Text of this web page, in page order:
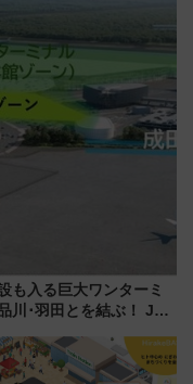
も入る巨大ワンターミ
川･羽田とを結ぶ！ JR